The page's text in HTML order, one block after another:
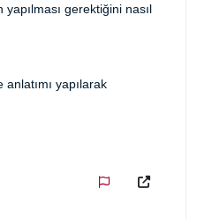
gerektiğini nasıl
yapılarak